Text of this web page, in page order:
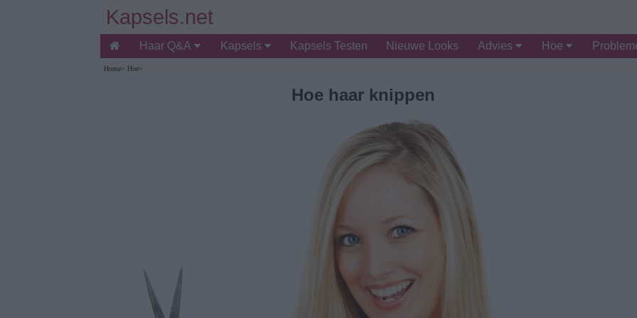
Kapsels.net
Haar Q&A Kapsels Kapsels Testen Nieuwe Looks Advies Hoe
Home> Hoe>
Hoe haar knippen